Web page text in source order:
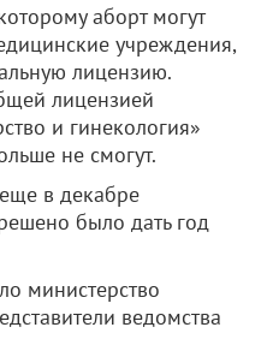
аборт могут
учреждения,
лицензию.
лицензией
и гинекология»
не смогут.
в декабре
было дать год
министерство
ведомства